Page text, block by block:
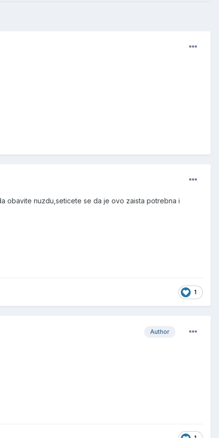
obavite nuzdu,seticete se da je ovo zaista potrebna i
1
Author